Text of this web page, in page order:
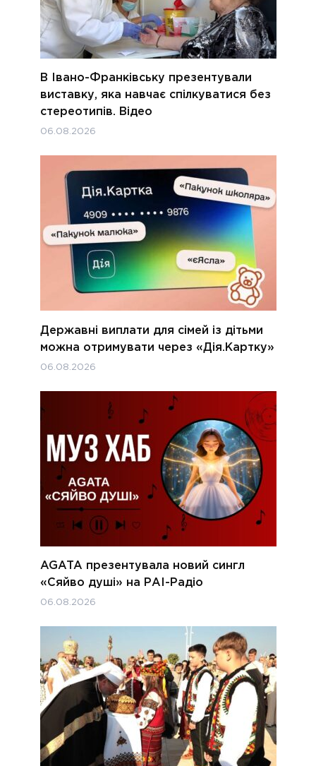
В Івано-Франківську презентували
виставку, яка навчає спілкуватися без
стереотипів. Відео
06.08.2026
Державні виплати для сімей із дітьми
можна отримувати через «Дія.Картку»
06.08.2026
AGATA презентувала новий сингл
«Сяйво душі» на РАІ-Радіо
06.08.2026